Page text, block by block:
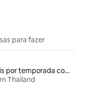
para fazer
Aluguéis por temporada com suítes privativas
Thailand